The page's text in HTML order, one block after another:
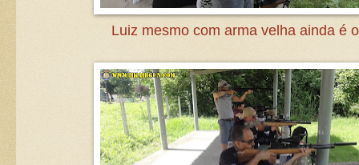
Luiz mesmo com arma velha ainda é